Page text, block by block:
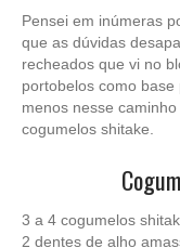
Pensei em inúmeras
que as dúvidas
recheados que vi no
portobelos como
menos nesse
cogumelos shitake.
3 a 4 cogumelos
2 dentes de alho